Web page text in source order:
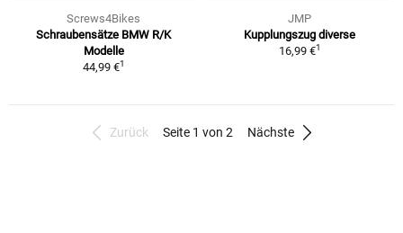
Screws4Bikes
Schraubensätze BMW R/K
Modelle
44,99 €1
JMP
Kupplungszug diverse
16,99 €1
Zurück Seite 1 von 2 Nächste